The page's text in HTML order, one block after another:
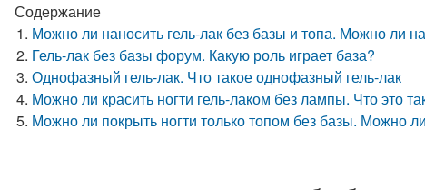
Содержание
Можно ли наносить гель-лак без базы и топа. Можно ли
Гель-лак без базы форум. Какую роль играет база?
Однофазный гель-лак. Что такое однофазный гель-лак
Можно ли красить ногти гель-лаком без лампы. Что это
Можно ли покрыть ногти только топом без базы. Можно